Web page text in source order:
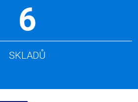
6
SKLADŮ